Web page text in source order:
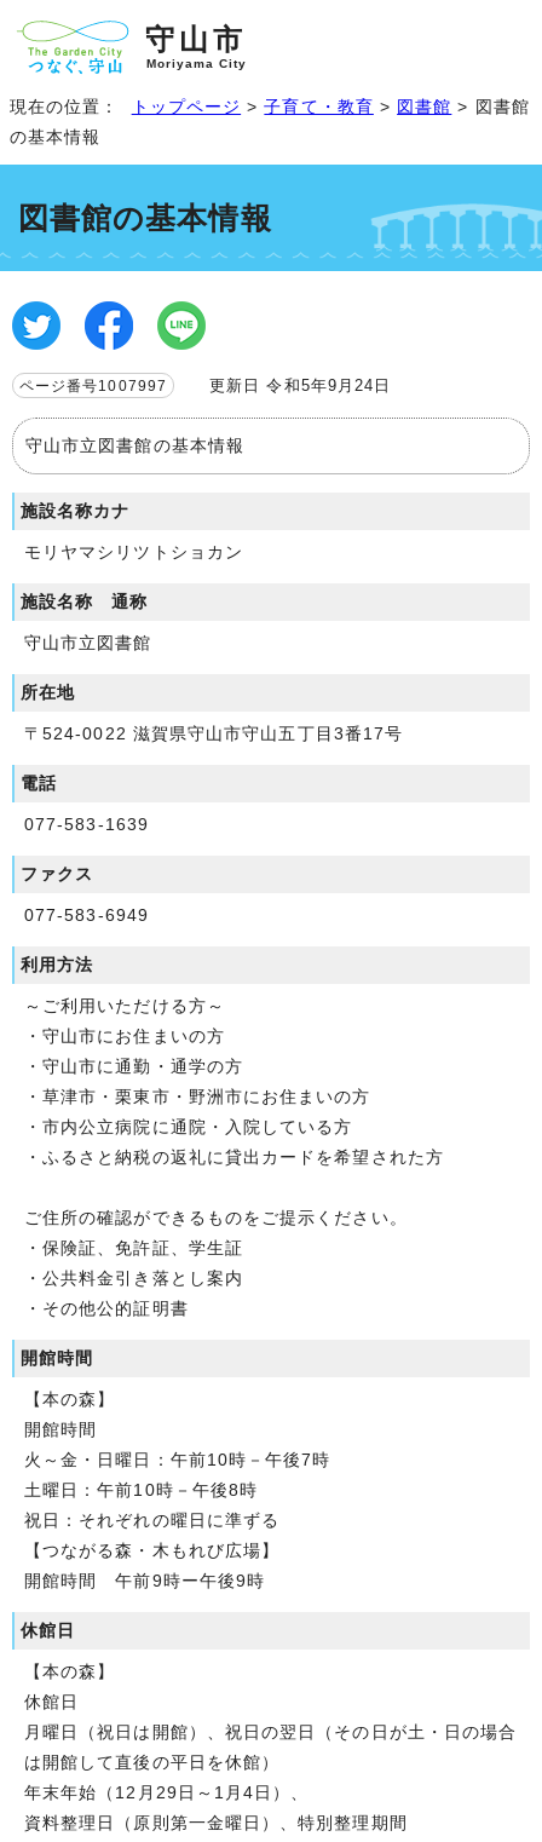
守山市
Moriyama City
現在の位置： トップページ >子育て・教育 > 図書館 > 図書館
の基本情報
図書館の基本情報
ページ番号1007997 更新日 令和5年9月24日
守山市立図書館の基本情報
施設名称カナ
モリヤマシリツトショカン
施設名称 通称
守山市立図書館
所在地
〒524-0022 滋賀県守山市守山五丁目3番17号
電話
077-583-1639
ファクス
077-583-6949
利用方法
～ご利用いただける方～
・守山市にお住まいの方
・守山市に通勤・通学の方
・草津市・栗東市・野洲市にお住まいの方
・市内公立病院に通院・入院している方
・ふるさと納税の返礼に貸出カードを希望された方
ご住所の確認ができるものをご提示ください。
・保険証、免許証、学生証
・公共料金引き落とし案内
・その他公的証明書
開館時間
【本の森】
開館時間
火～金・日曜日：午前10時－午後7時
土曜日：午前10時－午後8時
祝日：それぞれの曜日に準ずる
【つながる森・木もれび広場】
開館時間 午前9時ー午後9時
休館日
【本の森】
休館日
月曜日（祝日は開館）、祝日の翌日（その日が土・日の場合
は開館して直後の平日を休館）
年末年始（12月29日～1月4日）、
資料整理日（原則第一金曜日）、特別整理期間